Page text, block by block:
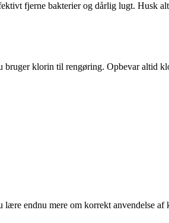
fjerne bakterier og dårlig lugt. Husk
bruger klorin til rengøring. Opbevar altid
endnu mere om korrekt anvendelse af